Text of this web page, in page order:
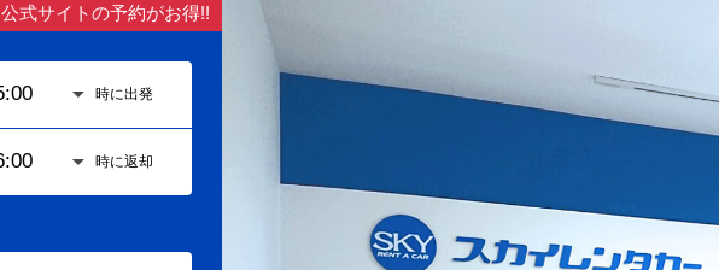
公式サイトの予約がお得!!
時に出発
時に返却